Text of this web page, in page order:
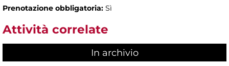
Prenotazione obbligatoria: Sì
Attività correlate
In archivio